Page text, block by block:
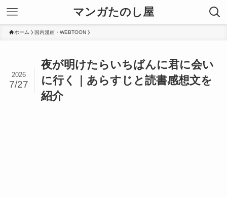
マンガたのし屋
ホーム 国内漫画・WEBTOON
夜が明けたらいちばんに君に会い
に行く｜あらすじと読書感想文を
紹介
2026
7/27